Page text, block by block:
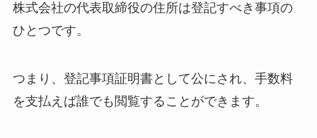
株式会社の代表取締役の住所は登記すべき事項の
ひとつです。
つまり、登記事項証明書として公にされ、手数料
を支払えば誰でも閲覧することができます。